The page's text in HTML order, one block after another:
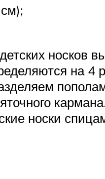
носков
на
носки